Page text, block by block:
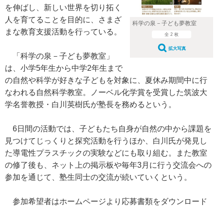
科学の泉－子ども夢教室
全 2 枚
拡大写真
を伸ばし、新しい世界を切り拓く
人を育てることを目的に、さまざ
まな教育支援活動を行っている。
「科学の泉－子ども夢教室」
は、小学5年生から中学2年生まで
の自然や科学が好きな子どもを対象に、夏休み期間中に行
なわれる自然科学教室。ノーベル化学賞を受賞した筑波大
学名誉教授・白川英樹氏が塾長を務めるという。
6日間の活動では、子どもたち自身が自然の中から課題を
見つけてじっくりと探究活動を行うほか、白川氏が発見し
た導電性プラスチックの実験などにも取り組む。また教室
の修了後も、ネット上の掲示板や毎年3月に行う交流会への
参加を通じて、塾生同士の交流が続いていくという。
参加希望者はホームページより応募書類をダウンロード